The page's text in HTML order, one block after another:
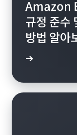
Amazon
규정 준수
방법 알아